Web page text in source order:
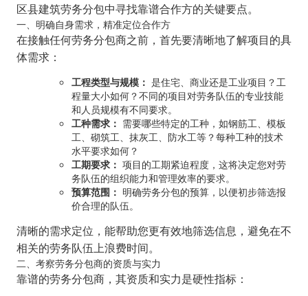
区县建筑劳务分包中寻找靠谱合作方的关键要点。
一、明确自身需求，精准定位合作方
在接触任何劳务分包商之前，首先要清晰地了解项目的具
体需求：
工程类型与规模： 是住宅、商业还是工业项目？工
程量大小如何？不同的项目对劳务队伍的专业技能
和人员规模有不同要求。
工种需求： 需要哪些特定的工种，如钢筋工、模板
工、砌筑工、抹灰工、防水工等？每种工种的技术
水平要求如何？
工期要求： 项目的工期紧迫程度，这将决定您对劳
务队伍的组织能力和管理效率的要求。
预算范围： 明确劳务分包的预算，以便初步筛选报
价合理的队伍。
清晰的需求定位，能帮助您更有效地筛选信息，避免在不
相关的劳务队伍上浪费时间。
二、考察劳务分包商的资质与实力
靠谱的劳务分包商，其资质和实力是硬性指标：